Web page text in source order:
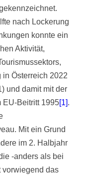
nach Lockerung
konnte ein
Aktivität,
in Österreich 2022
und damit mit der
EU-Beitritt 1995[1].
Mit ein Grund
im 2. Halbjahr
-anders als bei
vorwiegend das